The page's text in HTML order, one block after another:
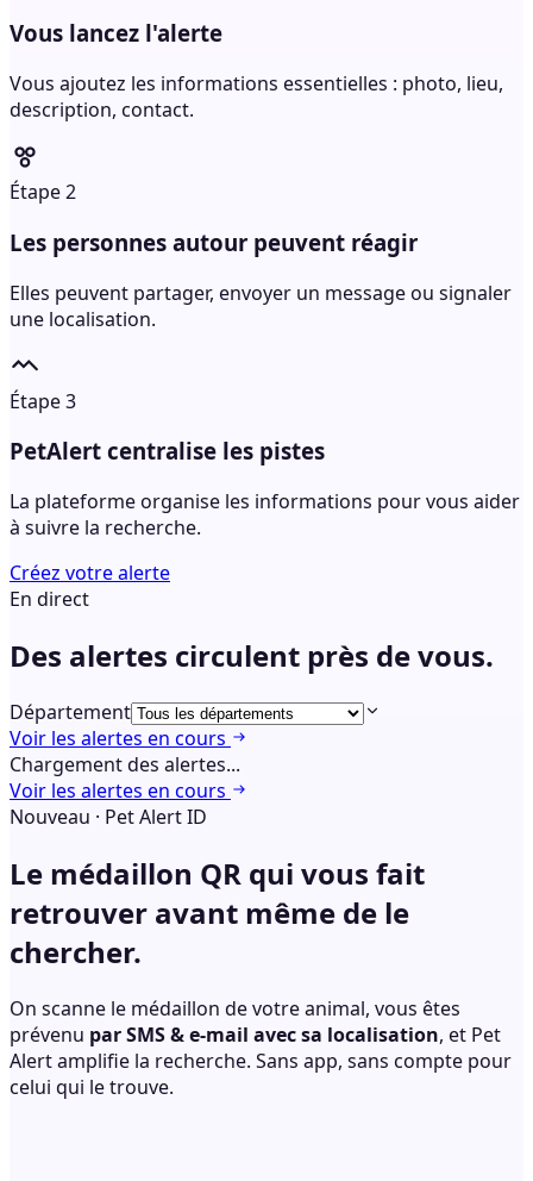
Vous lancez l'alerte
Vous ajoutez les informations essentielles : photo, lieu,
description, contact.
Étape 2
Les personnes autour peuvent réagir
Elles peuvent partager, envoyer un message ou signaler
une localisation.
Étape 3
PetAlert centralise les pistes
La plateforme organise les informations pour vous aider
à suivre la recherche.
Créez votre alerte
En direct
Des alertes circulent près de vous.
Département
Voir les alertes en cours
Chargement des alertes...
Voir les alertes en cours
Nouveau · Pet Alert ID
Le médaillon QR qui vous fait
retrouver avant même de le
chercher.
On scanne le médaillon de votre animal, vous êtes
prévenu par SMS & e-mail avec sa localisation, et Pet
Alert amplifie la recherche. Sans app, sans compte pour
celui qui le trouve.